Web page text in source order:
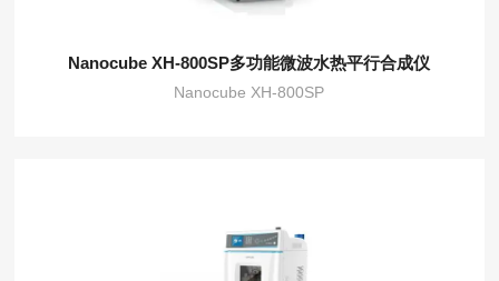
Nanocube XH-800SP多功能微波水热平行合成仪
Nanocube XH-800SP